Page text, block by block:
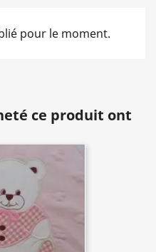
pour le moment.
ce produit ont